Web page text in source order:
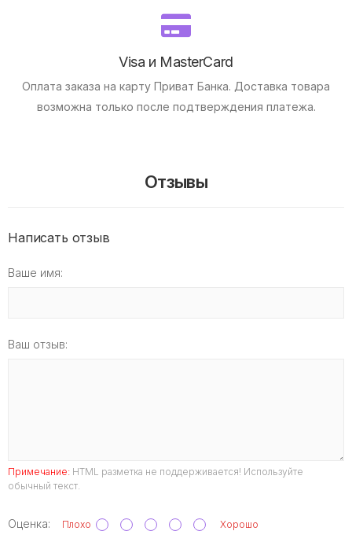
Visa и MasterCard
Оплата заказа на карту Приват Банка. Доставка товара
возможна только после подтверждения платежа.
Отзывы
Написать отзыв
Ваше имя:
Ваш отзыв:
Примечание: HTML разметка не поддерживается! Используйте
обычный текст.
Оценка: Плохо Хорошо